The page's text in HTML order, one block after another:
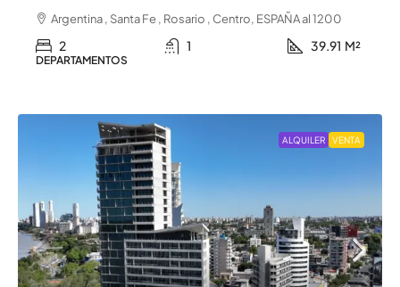
Argentina , Santa Fe , Rosario , Centro, ESPAÑA al 1200
2 1 39.91 M²
DEPARTAMENTOS
ALQUILER VENTA